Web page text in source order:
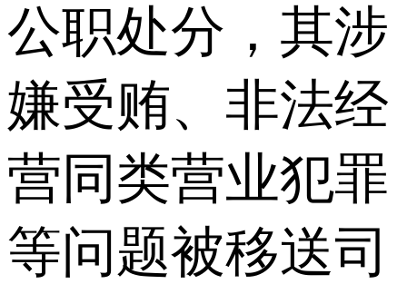
公职处分，其涉
嫌受贿、非法经
营同类营业犯罪
等问题被移送司